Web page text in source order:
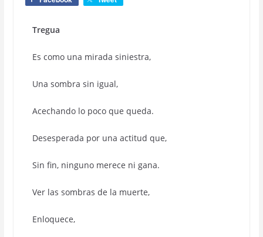
Tregua
Es como una mirada siniestra,
Una sombra sin igual,
Acechando lo poco que queda.
Desesperada por una actitud que,
Sin fin, ninguno merece ni gana.
Ver las sombras de la muerte,
Enloquece,